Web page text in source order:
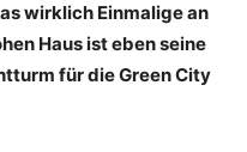
wirklich Einmalige an
Haus ist eben seine
für die Green City